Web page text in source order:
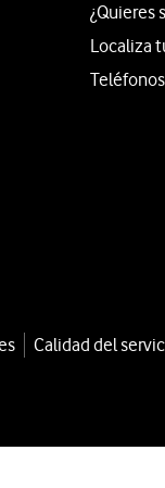
¿Quieres
Localiza
Calidad del